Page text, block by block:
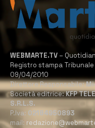
WEBMARTE.TV –
Registro stampa
09/04/2010
Direttore Responsabile:
Società editrice:KFP
S.R.L.S.
P.Iva: 02184950893
mail: